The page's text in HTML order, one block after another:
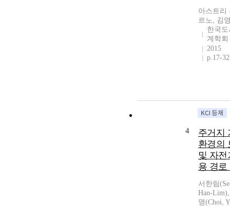
아스트리
르노, 김
한국
계학회
2015
p.17-32
4
주거지
환경의
및 자전
용 경로
서한림
Han-
명(Choi,